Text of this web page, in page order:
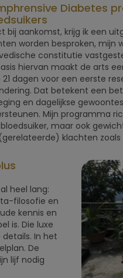
Diabetes
bij aankomst, krijg ik een
worden besproken, mijn
constitutie
hiervan maakt de arts
21 dagen voor een eerste
Dat betekent een
en dagelijkse
Mijn programma
maar ook
klachten
heel lang:
filosofie en
kennis en
is. Die luxe
In het
De
lijf nodig